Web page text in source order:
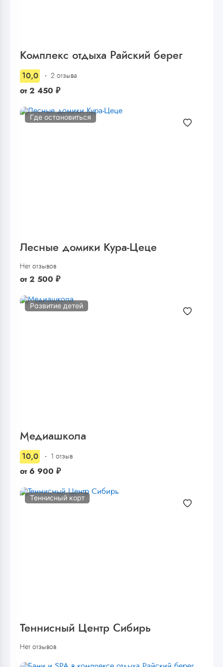
Комплекс отдыха Райский берег
10,0 2 отзыва
от 2 450 ₽
Где остановиться
Лесные домики Кура-Цеце
Нет отзывов
от 2 500 ₽
Развитие детей
Медиашкола
10,0 1 отзыв
от 6 900 ₽
Теннисный корт
Теннисный Центр Сибирь
Нет отзывов